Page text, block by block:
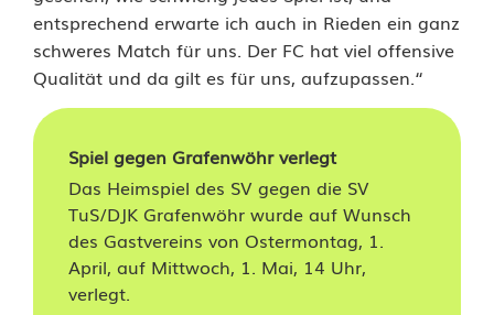
E
t
e
entsprechend erwarte ich auch in Rieden ein ganz
schweres Match für uns. Der FC hat viel offensive
Qualität und da gilt es für uns, aufzupassen.“
Spiel gegen Grafenwöhr verlegt
Das Heimspiel des SV gegen die SV
TuS/DJK Grafenwöhr wurde auf Wunsch
des Gastvereins von Ostermontag, 1.
April, auf Mittwoch, 1. Mai, 14 Uhr,
verlegt.